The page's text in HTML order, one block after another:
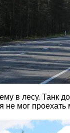
в лесу. Танк
мог